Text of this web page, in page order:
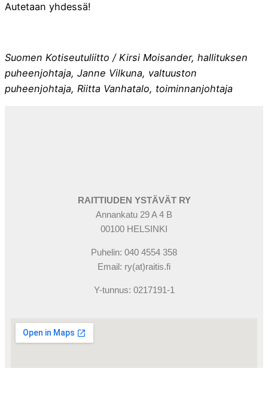
Autetaan yhdessä!
Suomen Kotiseutuliitto / Kirsi Moisander, hallituksen
puheenjohtaja, Janne Vilkuna, valtuuston
puheenjohtaja, Riitta Vanhatalo, toiminnanjohtaja
RAITTIUDEN YSTÄVÄT RY
Annankatu 29 A 4 B
00100 HELSINKI
Puhelin: 040 4554 358
Email: ry(at)raitis.fi
Y-tunnus: 0217191-1